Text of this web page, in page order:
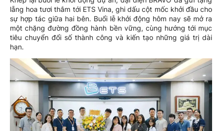
lẵng hoa tươi thắm tới ETS Vina, ghi dấu cột mốc khởi đầu cho
sự hợp tác giữa hai bên. Buổi lễ khởi động hôm nay sẽ mở ra
một chặng đường đồng hành bền vững, cùng hướng tới mục
tiêu chuyển đổi số thành công và kiến tạo những giá trị dài
hạn.